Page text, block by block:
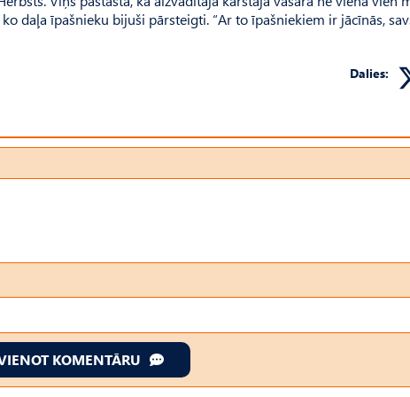
daļa īpašnieku bijuši pārsteigti. “Ar to īpašniekiem ir jācīnās,
Dalies:
KOMENTĀRU